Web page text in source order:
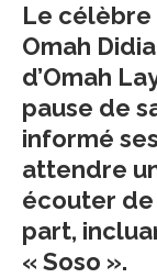
Le célèbre
Omah
d’Omah
pause de
informé
attendre
écouter de
part,
« Soso ».